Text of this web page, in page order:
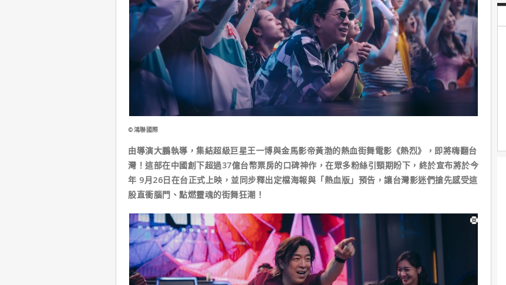
©鴻聯國際
由導演大鵬執導，集結超級巨星王一博與金馬影帝黃渤的熱血街舞電影《熱烈》，即將嗨翻台
灣！這部在中國創下超過37億台幣票房的口碑神作，在眾多粉絲引頸期盼下，終於宣布將於今
年 9月26日在台正式上映，並同步釋出定檔海報與「熱血版」預告，讓台灣影迷們搶先感受這
股直衝腦門、點燃靈魂的街舞狂潮！